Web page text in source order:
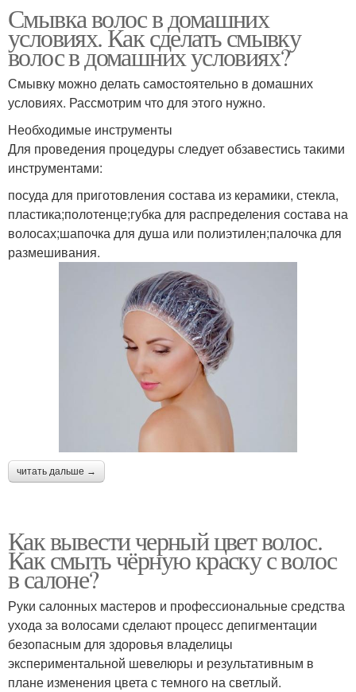
Смывка волос в домашних
условиях. Как сделать смывку
волос в домашних условиях?
Смывку можно делать самостоятельно в домашних
условиях. Рассмотрим что для этого нужно.
Необходимые инструменты
Для проведения процедуры следует обзавестись такими
инструментами:
посуда для приготовления состава из керамики, стекла,
пластика;полотенце;губка для распределения состава на
волосах;шапочка для душа или полиэтилен;палочка для
размешивания.
читать дальше →
Как вывести черный цвет волос.
Как смыть чёрную краску с волос
в салоне?
Руки салонных мастеров и профессиональные средства
ухода за волосами сделают процесс депигментации
безопасным для здоровья владелицы
экспериментальной шевелюры и результативным в
плане изменения цвета с темного на светлый.